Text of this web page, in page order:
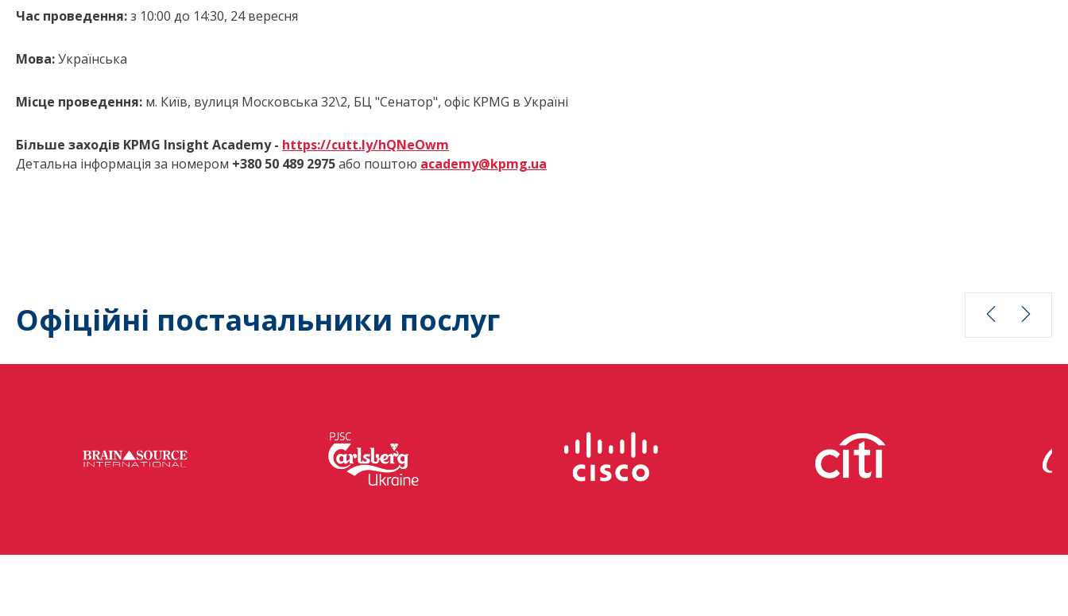
Час проведення:з 10:00 до 14:30, 24 вересня
Мова:Українська
Місце проведення: м. Київ, вулиця Московська 32\2, БЦ "Сенатор", офіс KPMG в Україні
Більше заходів KPMG Insight Academy - https://cutt.ly/hQNeOwm
Детальна інформація за номером +380 50 489 2975або поштою academy@kpmg.ua
Офіційні постачальники послуг